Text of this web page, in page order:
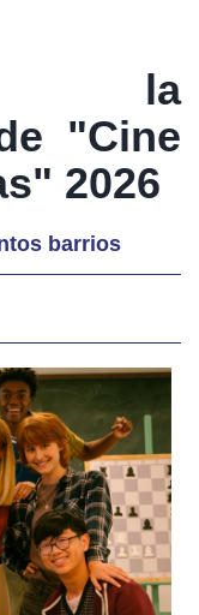
la
"Cine
2026
barrios